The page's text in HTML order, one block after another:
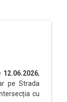
12.06.2026,
pe Strada
cu